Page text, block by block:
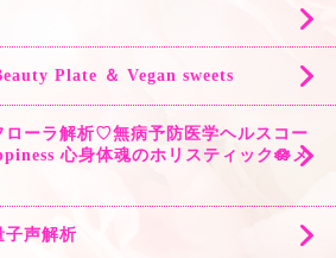
Plate ＆ Vegan sweets
ーラ解析♡無病予防医学ヘルスコー
心身体魂のホリスティック🪷メ
子声解析